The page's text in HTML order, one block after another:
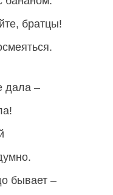
братцы!
дала –
бывает –